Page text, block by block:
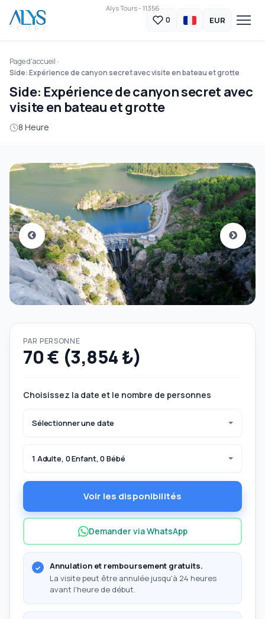
Alys Tours - 11356
0 EUR
Page d'accueil
Side: Expérience de canyon secret avec visite en bateau et grotte
Side: Expérience de canyon secret avec
visite en bateau et grotte
8 Heure
PAR PERSONNE
70 € (3,854 ₺)
Choisissez la date et le nombre de personnes
Sélectionner une date
1 Adulte, 0 Enfant, 0 Bébé
Voir les disponibilités
Demander via WhatsApp
Annulation et remboursement gratuits.
La visite peut être annulée jusqu'à 24 heures
avant l'heure de début.